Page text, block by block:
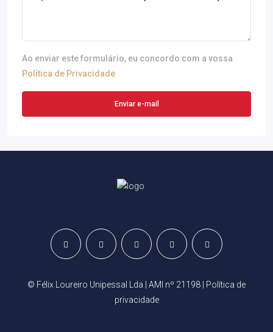
Ao enviar este formulário, eu concordo com a vossa
Política de Privacidade
Enviar e-mail
© Félix Loureiro Unipessal Lda | AMI nº 21198 | Política de
privacidade